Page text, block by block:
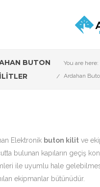
BUTON
You are here:
Ardahan
Elektronik buton kilit ve
bulunan kapıların geçiş
ile uyumlu hale
ekipmanlar bütünüdür.